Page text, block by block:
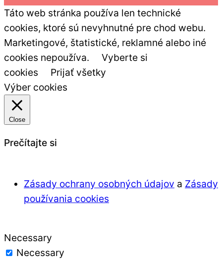
Táto web stránka používa len technické
cookies, ktoré sú nevyhnutné pre chod webu.
Marketingové, štatistické, reklamné alebo iné
cookies nepoužíva.
Vyberte si
cookies
Prijať všetky
Výber cookies
Close
Prečítajte si
Zásady ochrany osobných údajov a Zásady
používania cookies
Necessary
Necessary